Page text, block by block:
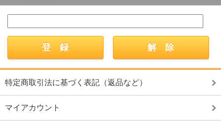
特定商取引法に基づく表記（返品など）
マイアカウント